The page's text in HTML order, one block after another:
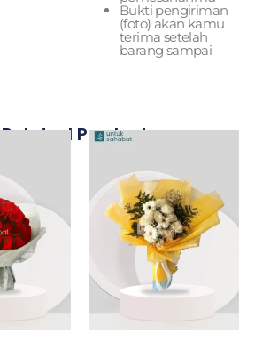
Bukti pengiriman
(foto) akan kamu
terima setelah
barang sampai
Related Products